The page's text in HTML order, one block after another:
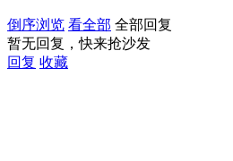
倒序浏览 看全部 全部回复
暂无回复，快来抢沙发
回复 收藏